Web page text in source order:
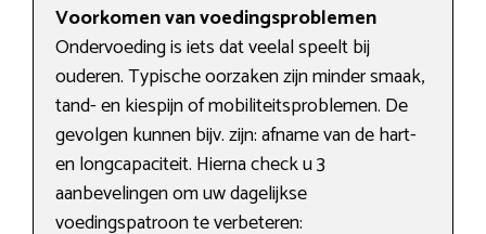
Voorkomen van voedingsproblemen
Ondervoeding is iets dat veelal speelt bij
ouderen. Typische oorzaken zijn minder smaak,
tand- en kiespijn of mobiliteitsproblemen. De
gevolgen kunnen bijv. zijn: afname van de hart-
en longcapaciteit. Hierna check u 3
aanbevelingen om uw dagelijkse
voedingspatroon te verbeteren: